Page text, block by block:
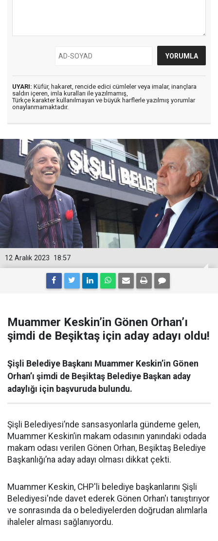
UYARI: Küfür, hakaret, rencide edici cümleler veya imalar, inançlara
saldırı içeren, imla kuralları ile yazılmamış,
Türkçe karakter kullanılmayan ve büyük harflerle yazılmış yorumlar
onaylanmamaktadır.
18:57
12 Aralık 2023
Muammer Keskin’in Gönen Orhan’ı
şimdi de Beşiktaş için aday adayı oldu!
Şişli Belediye Başkanı Muammer Keskin’in Gönen
Orhan’ı şimdi de Beşiktaş Belediye Başkan aday
adaylığı için başvuruda bulundu.
Şişli Belediyesi’nde sansasyonlarla gündeme gelen,
Muammer Keskin’in makam odasının yanındaki odada
makam odası verilen Gönen Orhan, Beşiktaş Belediye
Başkanlığı’na aday adayı olması dikkat çekti.
Muammer Keskin, CHP'li belediye başkanlarını Şişli
Belediyesi'nde davet ederek Gönen Orhan'ı tanıştırıyor
ve sonrasında da o belediyelerden doğrudan alımlarla
ihaleler alması sağlanıyordu.